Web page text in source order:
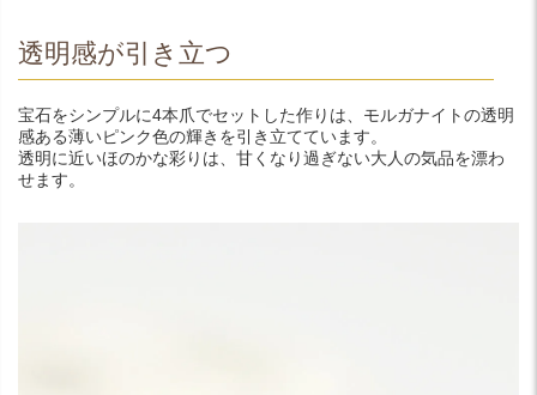
透明感が引き立つ
宝石をシンプルに4本爪でセットした作りは、モルガナイトの透明
感ある薄いピンク色の輝きを引き立てています。
透明に近いほのかな彩りは、甘くなり過ぎない大人の気品を漂わ
せます。